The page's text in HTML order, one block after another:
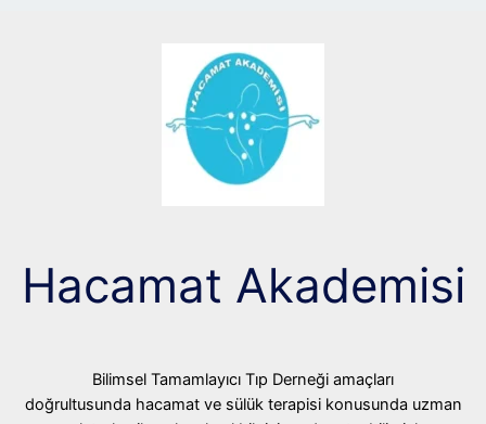
Hacamat Akademisi
Bilimsel Tamamlayıcı Tıp Derneği amaçları
doğrultusunda hacamat ve sülük terapisi konusunda uzman